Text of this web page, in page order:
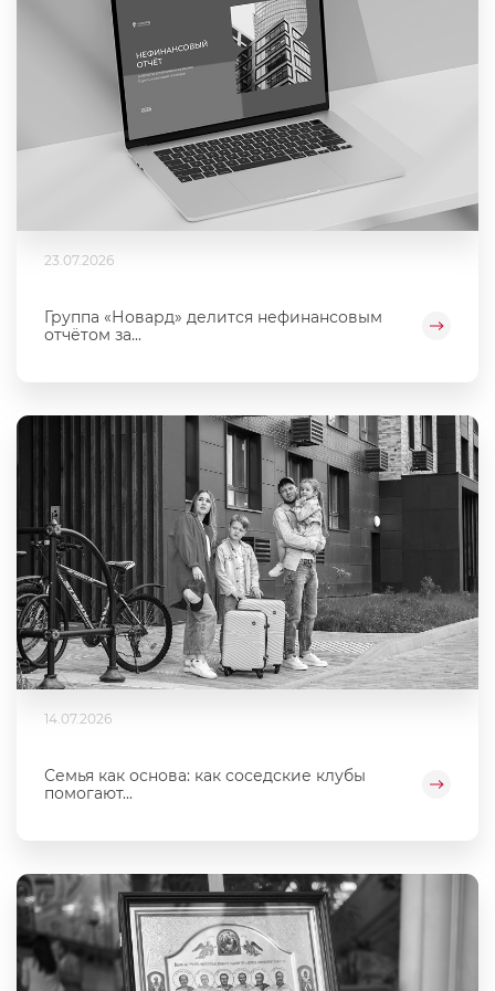
23.07.2026
Группа «Новард» делится нефинансовым
отчётом за...
14.07.2026
Семья как основа: как соседские клубы
помогают...